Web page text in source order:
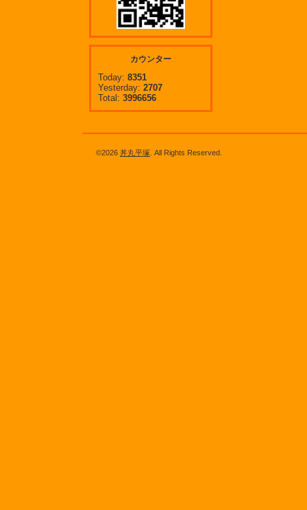
カウンター
Today: 8351
Yesterday: 2707
Total: 3996656
©2026 丼丸平塚 . All Rights Reserved.